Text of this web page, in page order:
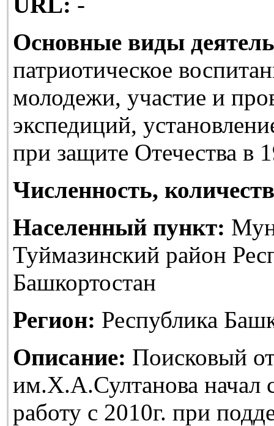
Основные виды
патриотическое
молодежи, участие и
экспедиций,
при защите Отечества в
Численность,
Населенный пункт:
Туймазинский район
Башкортостан
Регион: Республика
Описание: Поисковый
им.Х.А.Султанова начал
работу с 2010г. при